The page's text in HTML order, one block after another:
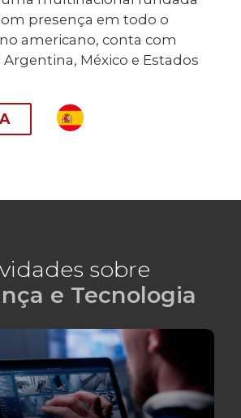
presença em todo o
americano, conta com
México e Estados
sobre
e Tecnologia